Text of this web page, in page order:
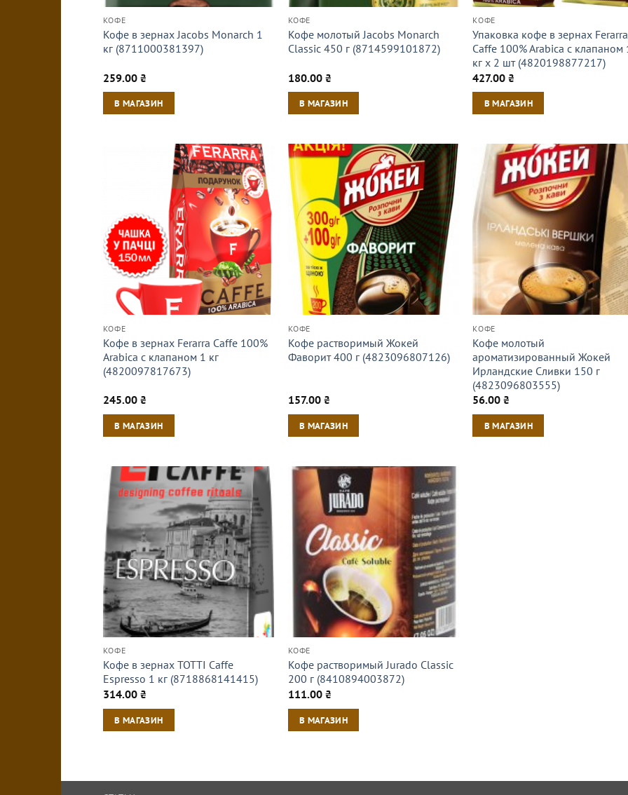
КОФЕ
Кофе в зернах Jacobs Monarch 1
кг (8711000381397)
259.00 ₴
В МАГАЗИН
КОФЕ
Кофе молотый Jacobs Monarch
Classic 450 г (8714599101872)
180.00 ₴
В МАГАЗИН
КОФЕ
Упаковка кофе в зернах Ferarra
Caffe 100% Arabica с клапаном
кг х 2 шт (4820198877217)
427.00₴
В МАГАЗИН
КОФЕ
Кофе в зернах Ferarra Caffe 100%
Arabica с клапаном 1 кг
(4820097817673)
245.00 ₴
В МАГАЗИН
КОФЕ
Кофе растворимый Жокей
Фаворит 400 г (4823096807126)
157.00 ₴
В МАГАЗИН
КОФЕ
Кофе молотый
ароматизированный Жокей
Ирландские Сливки 150 г
(4823096803555)
56.00₴
В МАГАЗИН
КОФЕ
Кофе в зернах TOTTI Caffe
Espresso 1 кг (8718868141415)
314.00 ₴
В МАГАЗИН
КОФЕ
Кофе растворимый Jurado Classic
200 г (8410894003872)
111.00 ₴
В МАГАЗИН